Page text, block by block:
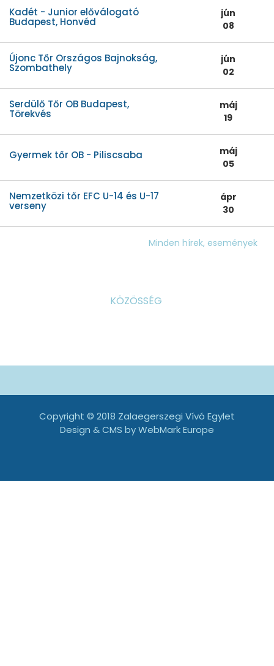
Kadét - Junior előválogató
Budapest, Honvéd
jún
08
Újonc Tőr Országos Bajnokság,
Szombathely
jún
02
Serdülő Tőr OB Budapest,
Törekvés
máj
19
Gyermek tőr OB - Piliscsaba
máj
05
Nemzetközi tőr EFC U-14 és U-17
verseny
ápr
30
Minden hírek, események
KÖZÖSSÉG
Copyright © 2018 Zalaegerszegi Vívó Egylet
Design & CMS byWebMark Europe